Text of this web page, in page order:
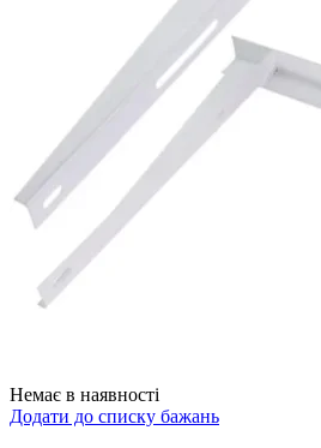
Немає в наявності
Додати до списку бажань